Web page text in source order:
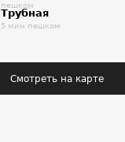
пешком
Трубная
5 мин пешком
Смотреть на карте